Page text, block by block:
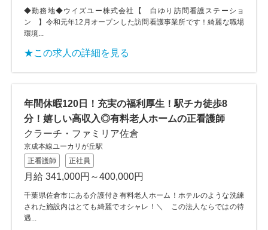
◆勤務地◆ウイズユー株式会社【 白ゆり訪問看護ステーショ
ン 】令和元年12月オープンした訪問看護事業所です！綺麗な職場
環境...
★この求人の詳細を見る
年間休暇120日！充実の福利厚生！駅チカ徒歩8
分！嬉しい高収入◎有料老人ホームの正看護師
クラーチ・ファミリア佐倉
京成本線ユーカリが丘駅
正看護師
正社員
月給 341,000円～400,000円
千葉県佐倉市にある介護付き有料老人ホーム！ホテルのような洗練
された施設内はとても綺麗でオシャレ！＼ この法人ならではの待
遇...